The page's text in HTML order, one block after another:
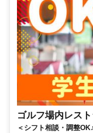
ゴルフ場内レス
＜シフト相談・調整